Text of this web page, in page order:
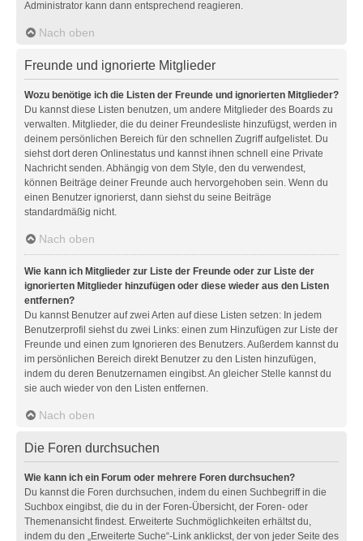
Administrator kann dann entsprechend reagieren.
Nach oben
Freunde und ignorierte Mitglieder
Wozu benötige ich die Listen der Freunde und ignorierten Mitglieder?
Du kannst diese Listen benutzen, um andere Mitglieder des Boards zu
verwalten. Mitglieder, die du deiner Freundesliste hinzufügst, werden in
deinem persönlichen Bereich für den schnellen Zugriff aufgelistet. Du
siehst dort deren Onlinestatus und kannst ihnen schnell eine Private
Nachricht senden. Abhängig von dem Style, den du verwendest,
können Beiträge deiner Freunde auch hervorgehoben sein. Wenn du
einen Benutzer ignorierst, dann siehst du seine Beiträge
standardmäßig nicht.
Nach oben
Wie kann ich Mitglieder zur Liste der Freunde oder zur Liste der
ignorierten Mitglieder hinzufügen oder diese wieder aus den Listen
entfernen?
Du kannst Benutzer auf zwei Arten auf diese Listen setzen: In jedem
Benutzerprofil siehst du zwei Links: einen zum Hinzufügen zur Liste der
Freunde und einen zum Ignorieren des Benutzers. Außerdem kannst du
im persönlichen Bereich direkt Benutzer zu den Listen hinzufügen,
indem du deren Benutzernamen eingibst. An gleicher Stelle kannst du
sie auch wieder von den Listen entfernen.
Nach oben
Die Foren durchsuchen
Wie kann ich ein Forum oder mehrere Foren durchsuchen?
Du kannst die Foren durchsuchen, indem du einen Suchbegriff in die
Suchbox eingibst, die du in der Foren-Übersicht, der Foren- oder
Themenansicht findest. Erweiterte Suchmöglichkeiten erhältst du,
indem du den „Erweiterte Suche“-Link anklickst, der von jeder Seite des